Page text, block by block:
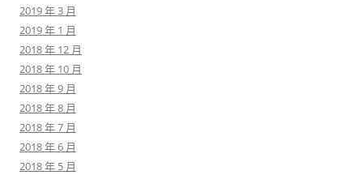
2019 年 3 月
2019 年 1 月
2018 年 12 月
2018 年 10 月
2018 年 9 月
2018 年 8 月
2018 年 7 月
2018 年 6 月
2018 年 5 月